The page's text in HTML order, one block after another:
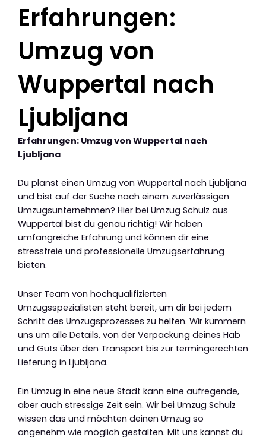
Erfahrungen:
Umzug von
Wuppertal nach
Ljubljana
Erfahrungen: Umzug von Wuppertal nach
Ljubljana
Du planst einen Umzug von Wuppertal nach Ljubljana
und bist auf der Suche nach einem zuverlässigen
Umzugsunternehmen? Hier bei Umzug Schulz aus
Wuppertal bist du genau richtig! Wir haben
umfangreiche Erfahrung und können dir eine
stressfreie und professionelle Umzugserfahrung
bieten.
Unser Team von hochqualifizierten
Umzugsspezialisten steht bereit, um dir bei jedem
Schritt des Umzugsprozesses zu helfen. Wir kümmern
uns um alle Details, von der Verpackung deines Hab
und Guts über den Transport bis zur termingerechten
Lieferung in Ljubljana.
Ein Umzug in eine neue Stadt kann eine aufregende,
aber auch stressige Zeit sein. Wir bei Umzug Schulz
wissen das und möchten deinen Umzug so
angenehm wie möglich gestalten. Mit uns kannst du